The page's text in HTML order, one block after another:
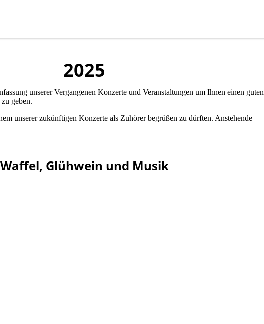
2025
unserer Vergangenen Konzerte und Veranstaltungen um Ihnen einen guten
geben.
unserer zukünftigen Konzerte als Zuhörer begrüßen zu dürften. Anstehende
Waffel, Glühwein und Musik